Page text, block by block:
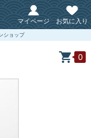
マイページ お気に入り
ショップ
0